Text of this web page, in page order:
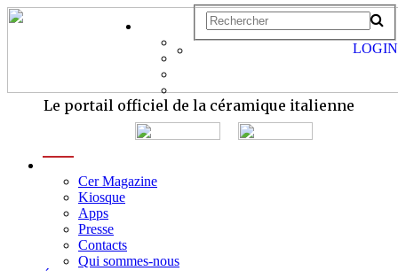
Le portail officiel de la céramique italienne
Cer Magazine
Kiosque
Apps
Presse
Contacts
Qui sommes-nous
LOGIN